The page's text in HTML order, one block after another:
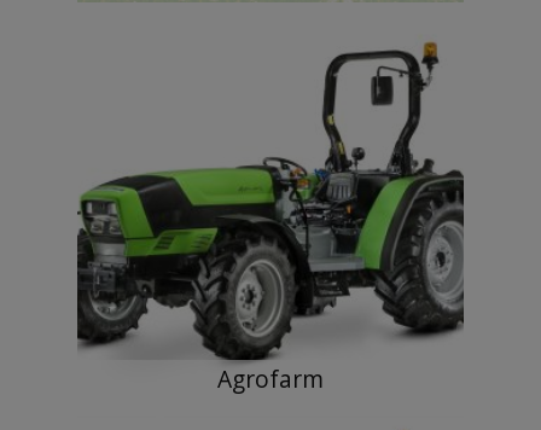
Agrofarm